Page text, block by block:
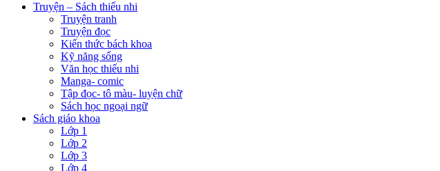
Truyện – Sách thiếu nhi
Truyện tranh
Truyện đọc
Kiến thức bách khoa
Kỹ năng sống
Văn học thiếu nhi
Manga- comic
Tập đọc- tô màu- luyện chữ
Sách học ngoại ngữ
Sách giáo khoa
Lớp 1
Lớp 2
Lớp 3
Lớp 4